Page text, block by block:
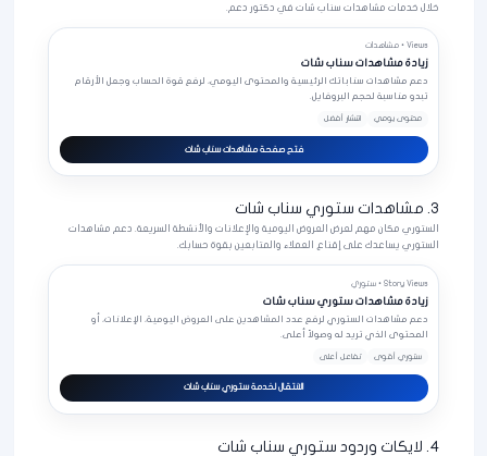
خلال خدمات مشاهدات سناب شات في دكتور دعم.
Views • مشاهدات
زيادة مشاهدات سناب شات
دعم مشاهدات سناباتك الرئيسية والمحتوى اليومي، لرفع قوة الحساب وجعل الأرقام
تبدو مناسبة لحجم البروفايل.
محتوى يومي انتشار أفضل
فتح صفحة مشاهدات سناب شات
3. مشاهدات ستوري سناب شات
الستوري مكان مهم لعرض العروض اليومية والإعلانات والأنشطة السريعة. دعم مشاهدات
الستوري يساعدك على إقناع العملاء والمتابعين بقوة حسابك.
Story Views • ستوري
زيادة مشاهدات ستوري سناب شات
دعم مشاهدات الستوري لرفع عدد المشاهدين على العروض اليومية، الإعلانات، أو
المحتوى الذي تريد له وصولاً أعلى.
ستوري أقوى تفاعل أعلى
الانتقال لخدمة ستوري سناب شات
4. لايكات وردود ستوري سناب شات